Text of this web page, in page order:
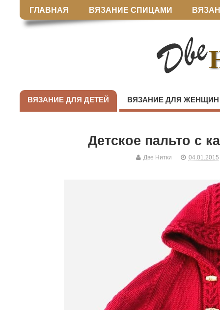
ГЛАВНАЯ ВЯЗАНИЕ СПИЦАМИ
ВЯЗАНИЕ ДЛЯ ДЕТЕЙ ВЯЗАНИЕ ДЛЯ ЖЕНЩИН
Детское пальто с
Две Нитки 04.01.2015